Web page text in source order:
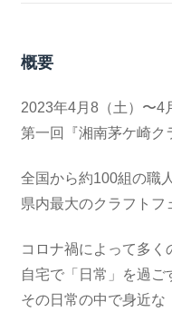
概要
2023年4月8（土）〜4
第一回『湘南茅ケ崎ク
全国から約100組の職
県内最大のクラフトフ
コロナ禍によって多く
自宅で「日常」を過ご
その日常の中で身近な